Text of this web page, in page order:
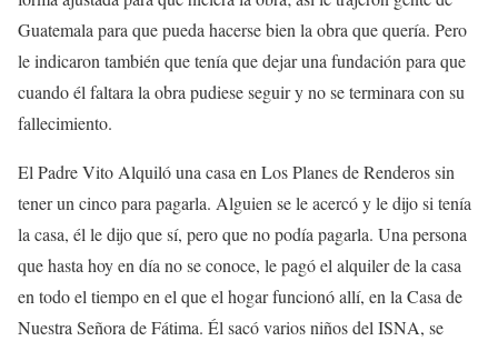
Guatemala para que pueda hacerse bien la obra que quería. Pero
le indicaron también que tenía que dejar una fundación para que
cuando él faltara la obra pudiese seguir y no se terminara con su
fallecimiento.
El Padre Vito Alquiló una casa en Los Planes de Renderos sin
tener un cinco para pagarla. Alguien se le acercó y le dijo si tenía
la casa, él le dijo que sí, pero que no podía pagarla. Una persona
que hasta hoy en día no se conoce, le pagó el alquiler de la casa
en todo el tiempo en el que el hogar funcionó allí, en la Casa de
Nuestra Señora de Fátima. Él sacó varios niños del ISNA, se